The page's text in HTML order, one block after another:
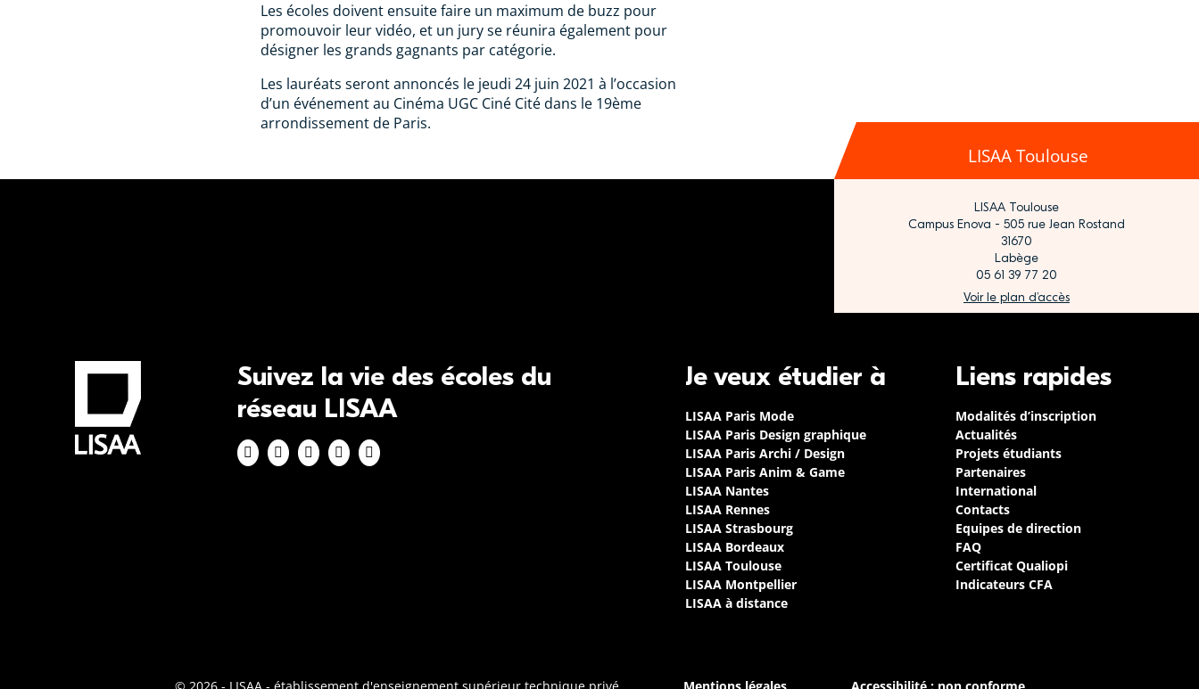
Les écoles doivent ensuite faire un maximum de buzz pour
promouvoir leur vidéo, et un jury se réunira également pour
désigner les grands gagnants par catégorie.
Les lauréats seront annoncés le jeudi 24 juin 2021 à l’occasion
d’un événement au Cinéma UGC Ciné Cité dans le 19ème
arrondissement de Paris.
LISAA Toulouse
LISAA Toulouse
Campus Enova - 505 rue Jean Rostand
31670
Labège
05 61 39 77 20
Voir le plan d’accès
Suivez la vie des écoles du
réseau LISAA
Je veux étudier à
LISAA Paris Mode
LISAA Paris Design graphique
LISAA Paris Archi / Design
LISAA Paris Anim & Game
LISAA Nantes
LISAA Rennes
LISAA Strasbourg
LISAA Bordeaux
LISAA Toulouse
LISAA Montpellier
LISAA à distance
Liens rapides
Modalités d’inscription
Actualités
Projets étudiants
Partenaires
International
Contacts
Equipes de direction
FAQ
Certificat Qualiopi
Indicateurs CFA